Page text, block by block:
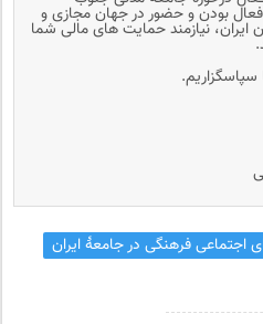
فعال بودن و حضور در جهان مجازی و
نیازمند حمایت های مالی شما
فرهنگی در جامعهٔ ایران